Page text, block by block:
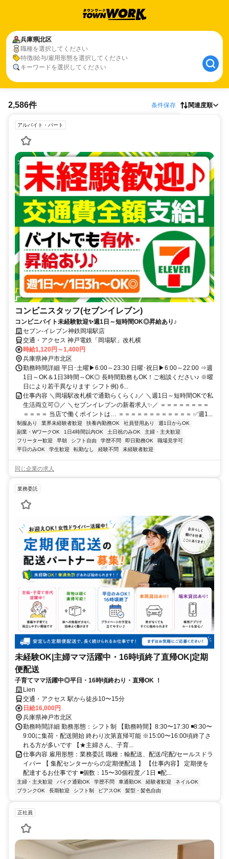
兵庫県北区
職種を選択してください
特徴/給与/雇用形態を選択してください
キーワードを選択してください
2,586件 条件保存 関連度順
アルバイト・パート
コンビニスタッフ(セブンイレブン)
コンビニバイト未経験歓迎✨週1日～短時間OK◎昇給あり♪
セブン-イレブン神鉄岡場駅店
交通・アクセス 神戸電鉄「岡場駅」改札横
時給1,120円～1,400円
兵庫県神戸市北区
勤務時間詳細 平日･土曜▶6:00～23:30 日曜･祝日▶6:00～22:00 ⇒週
1日～OK＆1日3時間～OK◎ 長時間勤務もOK！ご相談ください♪ ※曜
日により若干異なります シフト例) 6...
仕事内容 ＼岡場駅改札横で通勤らくらく♪／ ＼週1日～短時間OKで私
生活両立可◎／ ＼セブンイレブンの新着求人✨／ ＝＝＝＝＝＝＝＝
＝＝＝＝ 当店で働くポイントは… ＝＝＝＝＝＝＝＝＝＝＝＝ ✅週1...
制服あり 業界未経験者歓迎 扶養内勤務OK 社員登用あり
週1日からOK
副業・WワークOK
1日4時間以内OK 土日祝のみOK
主婦・主夫歓迎
フリーター歓迎
早朝 シフト自由 学歴不問 即日勤務OK
職場見学可
平日のみOK
学生歓迎 転勤なし 経験不問 未経験者歓迎
同じ企業の求人
業務委託
未経験OK|主婦ママ活躍中・16時頃終了直帰OK|定期
便配送
子育てママ活躍中◎平日・16時頃終わり・直帰OK ！
Lien
交通・アクセス 駅から徒歩10〜15分
日給16,000円
兵庫県神戸市北区
勤務時間詳細 勤務形態：シフト制 【勤務時間】8:30〜17:30 ◾️8:30〜
9:00に集荷・配送開始 終わり次第直帰可能 ※15:00〜16:00頃終了さ
れる方が多いです 【★主婦さん、子育...
仕事内容 雇用形態：業務委託 職種：輸配送、配送/宅配/セールスドラ
イバー 【 集配センターからの定期便配送 】 【仕事内容】 定期便を
配達するお仕事です ◾️個数：15〜30個程度／1日 ◾️配...
主婦・主夫歓迎 バイク通勤OK 学歴不問 車通勤OK 経験者歓迎
ネイルOK
ブランクOK
長期歓迎 シフト制 ピアスOK 髪型・髪色自由
正社員